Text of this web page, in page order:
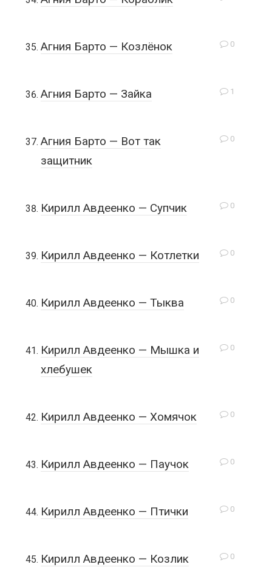
0
Агния Барто — Козлёнок
1
Агния Барто — Зайка
0
Агния Барто — Вот так
защитник
0
Кирилл Авдеенко — Супчик
0
Кирилл Авдеенко — Котлетки
0
Кирилл Авдеенко — Тыква
0
Кирилл Авдеенко — Мышка и
хлебушек
0
Кирилл Авдеенко — Хомячок
0
Кирилл Авдеенко — Паучок
0
Кирилл Авдеенко — Птички
0
Кирилл Авдеенко — Козлик